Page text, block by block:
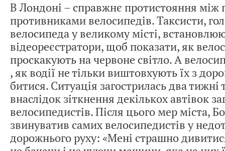
В Лондоні – справжнє протистояння між
противниками велосипедів. Таксисти,
велосипеда у великому місті,
відеореєстратори, щоб показати, як
проскакують на червоне світло. А
, як водії не тільки виштовхують їх з
битися. Ситуація загострилась два тижні
внаслідок зіткнення декількох автівок
велосипедистів. Після цього мер міста,
звинуватив самих велосипедистів у
дорожнього руху: «Мені страшно